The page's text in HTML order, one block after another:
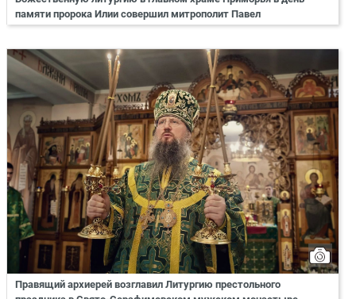
памяти пророка Илии совершил митрополит Павел
Правящий архиерей возглавил Литургию престольного